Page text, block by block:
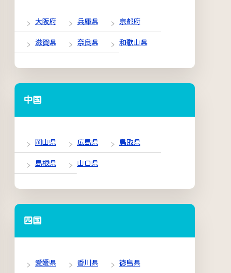
大阪府 兵庫県 京都府
滋賀県 奈良県 和歌山県
中国
岡山県 広島県 鳥取県
島根県 山口県
四国
愛媛県 香川県 徳島県